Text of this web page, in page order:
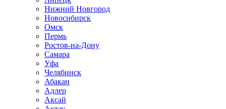
Нижний Новгород
Новосибирск
Омск
Пермь
Ростов-на-Дону
Самара
Уфа
Челябинск
Абакан
Адлер
Аксай